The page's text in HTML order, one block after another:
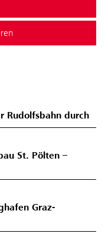
Rudolfsbahn durch
St. Pölten –
Graz-